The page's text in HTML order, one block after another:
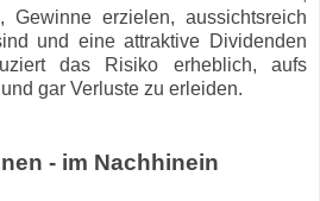
Gewinne erzielen, aussichtsreich
und eine attraktive Dividenden
das Risiko erheblich, aufs
gar Verluste zu erleiden.
- im Nachhinein